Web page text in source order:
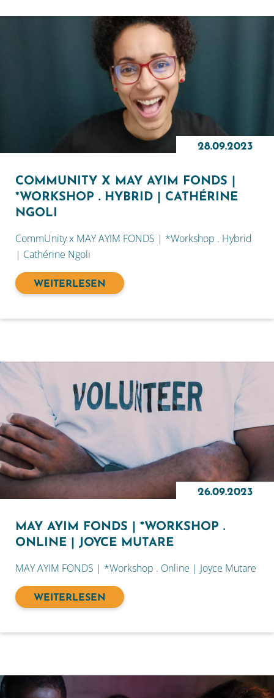
28.09.2023
COMMUNITY X MAY AYIM FONDS |
*WORKSHOP . HYBRID | CATHÉRINE
NGOLI
CommUnity x MAY AYIM FONDS | *Workshop . Hybrid
| Cathérine Ngoli
WEITERLESEN
26.09.2023
MAY AYIM FONDS | *WORKSHOP .
ONLINE | JOYCE MUTARE
MAY AYIM FONDS | *Workshop . Online | Joyce Mutare
WEITERLESEN